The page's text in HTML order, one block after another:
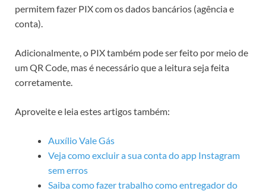
permitem fazer PIX com os dados bancários (agência e
conta).
Adicionalmente, o PIX também pode ser feito por meio de
um QR Code, mas é necessário que a leitura seja feita
corretamente.
Aproveite e leia estes artigos também:
Auxílio Vale Gás
Veja como excluir a sua conta do app Instagram
sem erros
Saiba como fazer trabalho como entregador do